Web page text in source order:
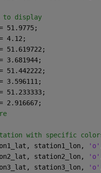
to display
51.9775;
4.12;
3.681944;
3.596111;
2.916667;
with specific
station1_lon,
'o'
station2_lon,
'o'
station3_lon,
'o'